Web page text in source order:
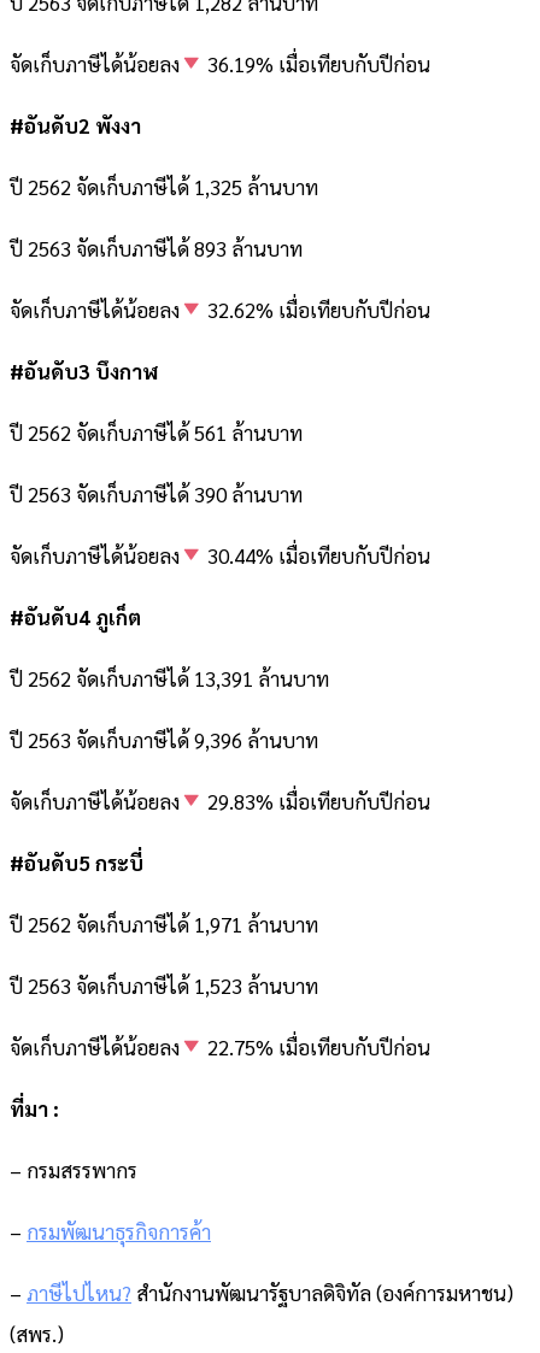
จัดเก็บภาษีได้น้อยลง 36.19% เมื่อเทียบกับปีก่อน
#อันดับ2 พังงา
ปี 2562 จัดเก็บภาษีได้ 1,325 ล้านบาท
ปี 2563 จัดเก็บภาษีได้ 893 ล้านบาท
จัดเก็บภาษีได้น้อยลง 32.62% เมื่อเทียบกับปีก่อน
#อันดับ3 บึงกาฬ
ปี 2562 จัดเก็บภาษีได้ 561 ล้านบาท
ปี 2563 จัดเก็บภาษีได้ 390 ล้านบาท
จัดเก็บภาษีได้น้อยลง 30.44% เมื่อเทียบกับปีก่อน
#อันดับ4 ภูเก็ต
ปี 2562 จัดเก็บภาษีได้ 13,391 ล้านบาท
ปี 2563 จัดเก็บภาษีได้ 9,396 ล้านบาท
จัดเก็บภาษีได้น้อยลง 29.83% เมื่อเทียบกับปีก่อน
#อันดับ5 กระบี่
ปี 2562 จัดเก็บภาษีได้ 1,971 ล้านบาท
ปี 2563 จัดเก็บภาษีได้ 1,523 ล้านบาท
จัดเก็บภาษีได้น้อยลง 22.75% เมื่อเทียบกับปีก่อน
ที่มา :
– กรมสรรพากร
– กรมพัฒนาธุรกิจการค้า
– ภาษีไปไหน? สำนักงานพัฒนารัฐบาลดิจิทัล (องค์การมหาชน)
(สพร.)